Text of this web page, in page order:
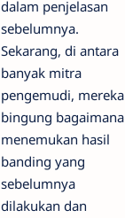
dalam penjelasan
sebelumnya.
Sekarang, di antara
banyak mitra
pengemudi, mereka
bingung bagaimana
menemukan hasil
banding yang
sebelumnya
dilakukan dan